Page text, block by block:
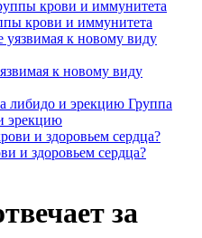
крови и иммунитета
к новому виду
Группа
эрекцию
и здоровьем сердца?
за